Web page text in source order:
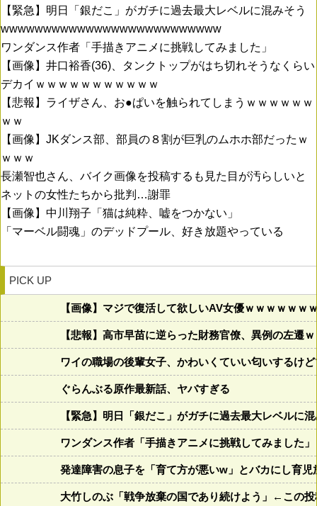
【緊急】明日「銀だこ」がガチに過去最大レベルに混みそう
wwwwwwwwwwwwwwwwwwwwwwwwww
ワンダンス作者「手描きアニメに挑戦してみました」
【画像】井口裕香(36)、タンクトップがはち切れそうなくらい
デカイｗｗｗｗｗｗｗｗｗｗｗ
【悲報】ライザさん、お●ぱいを触られてしまうｗｗｗｗｗｗ
ｗｗ
【画像】JKダンス部、部員の８割が巨乳のムホホ部だったｗ
ｗｗｗ
長瀬智也さん、バイク画像を投稿するも見た目が汚らしいと
ネットの女性たちから批判…謝罪
【画像】中川翔子「猫は純粋、嘘をつかない」
「マーベル闘魂」のデッドプール、好き放題やっている
PICK UP
【画像】マジで復活して欲しいAV女優ｗｗｗｗｗｗ
【悲報】高市早苗に逆らった財務官僚、異例の左遷
ワイの職場の後輩女子、かわいくていい匂いするけ
ぐらんぶる原作最新話、ヤバすぎる
【緊急】明日「銀だこ」がガチに過去最大レベル
ワンダンス作者「手描きアニメに挑戦してみました」
発達障害の息子を「育て方が悪いw」とバカにし育
大竹しのぶ「戦争放棄の国であり続けよう」←この